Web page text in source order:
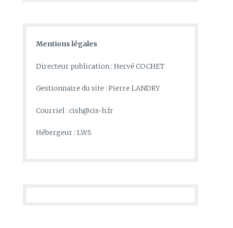
Mentions légales
Directeur publication : Hervé COCHET
Gestionnaire du site : Pierre LANDRY
Courriel : cish@cis-h.fr
Hébergeur : LWS